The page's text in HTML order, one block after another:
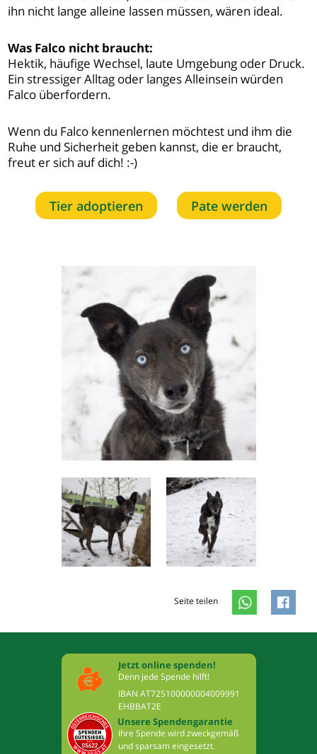
ihn nicht lange alleine lassen müssen, wären ideal.
Was Falco nicht braucht:
Hektik, häufige Wechsel, laute Umgebung oder Druck.
Ein stressiger Alltag oder langes Alleinsein würden
Falco überfordern.
Wenn du Falco kennenlernen möchtest und ihm die
Ruhe und Sicherheit geben kannst, die er braucht,
freut er sich auf dich! :-)
Tier adoptieren Pate werden
Seite teilen
Jetzt online spenden!
Denn jede Spende hilft!
IBAN AT725100000004009991
EHBBAT2E
Unsere Spendengarantie
Ihre Spende wird zweckgemäß
und sparsam eingesetzt.